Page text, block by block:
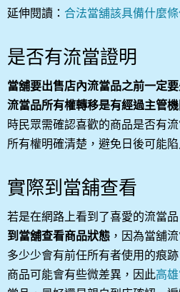
延伸閱讀： 合法當舖該具備什麼
是否有流當證明
當舖要出售店內流當品之前一定
流當品所有權轉移是有經過主管機
時民眾需確認喜歡的商品是否有
所有權明確清楚，避免日後可能陷
實際到當舖查看
若是在網路上看到了喜愛的流當品
到當舖查看商品狀態 ，因為當舖
多少少會有前任所有者使用的痕
商品可能會有些微差異，因此高